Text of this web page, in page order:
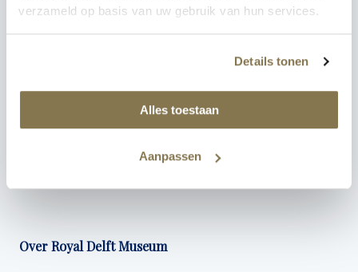
verzameld op basis van uw gebruik van hun services.
Details tonen
Alles toestaan
Aanpassen
Vaste collectie
Ons ambacht
Tentoonstellingen
Uw Delfts Blauw
Over Royal Delft Museum